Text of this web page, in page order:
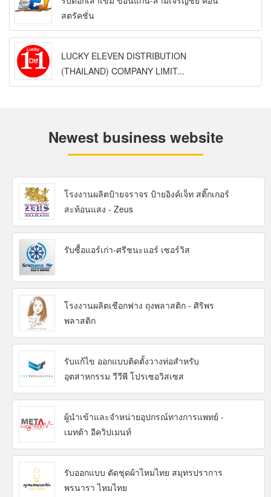
สตรัคชั่น
LUCKY ELEVEN DISTRIBUTION
(THAILAND) COMPANY LIMIT...
Newest business website
โรงงานผลิตป้ายจราจร ป้ายอิงค์เจ็ท สติ๊กเกอร์
สะท้อนแสง - Zeus
รับซื้อแอร์เก่า-ศรีชนะแอร์ เซอร์วิส
โรงงานผลิตเชือกฟาง ถุงพลาสติก - ศิริพร
พลาสติก
รับแก้ไข ออกแบบติดตั้งวางท่อสำหรับ
อุตสาหกรรม วีวีพี โปรเซอวิสเซส
ผู้นำเข้าและจำหน่ายอุปกรณ์ทางการแพทย์ -
เมทต้า อีควิปเมนท์
รับออกแบบ ตัดชุดผ้าไหมไทย สมุทรปราการ
พรนารา ไหมไทย